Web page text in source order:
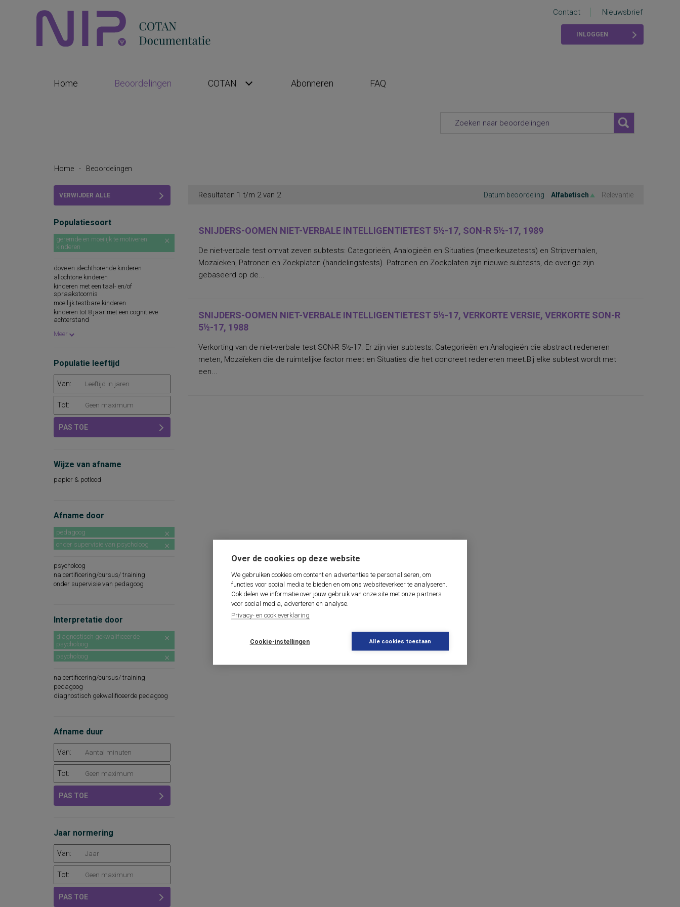
Over de cookies op deze website
We gebruiken cookies om content en advertenties te personaliseren, om
functies voor social media te bieden en om ons websiteverkeer te analyseren.
Ook delen we informatie over jouw gebruik van onze site met onze partners
voor social media, adverteren en analyse.
Privacy- en cookieverklaring
Cookie-instellingen Alle cookies toestaan
Contact Nieuwsbrief
INLOGGEN
Home Beoordelingen COTAN Abonneren FAQ
Home - Beoordelingen
VERWIJDER ALLE
Populatiesoort
geremde en moeilijk te motiveren
kinderen
dove en slechthorende kinderen
allochtone kinderen
kinderen met een taal- en/of
spraakstoornis
moeilijk testbare kinderen
kinderen tot 8 jaar met een cognitieve
achterstand
zwakbegaafde volwassenen
voortgezet onderwijs
leerlingen in groep 7 en 8 van het regulier
basisonderwijs
leerlingen in groep 7 en 8 van het speciaal
basisonderwijs
allochtone leerlingen
Meer
Populatie leeftijd
Van:
Tot:
PAS TOE
Wijze van afname
papier & potlood
Afname door
pedagoog
onder supervisie van psycholoog
psycholoog
na certificering/cursus/ training
onder supervisie van pedagoog
Interpretatie door
diagnostisch gekwalificeerde
psycholoog
psycholoog
na certificering/cursus/ training
pedagoog
diagnostisch gekwalificeerde pedagoog
Afname duur
Van:
Tot:
PAS TOE
Jaar normering
Van:
Tot:
PAS TOE
Resultaten 1 t/m 2 van 2 Datum beoordeling Alfabetisch Relevantie
SNIJDERS-OOMEN NIET-VERBALE INTELLIGENTIETEST 5½-17, SON-R 5½-17, 1989
De niet-verbale test omvat zeven subtests: Categorieën, Analogieën en Situaties (meerkeuzetests) en Stripverhalen,
Mozaïeken, Patronen en Zoekplaten (handelingstests). Patronen en Zoekplaten zijn nieuwe subtests, de overige zijn
gebaseerd op de...
SNIJDERS-OOMEN NIET-VERBALE INTELLIGENTIETEST 5½-17, VERKORTE VERSIE, VERKORTE SON-R
5½-17, 1988
Verkorting van de niet-verbale test SON-R 5½-17. Er zijn vier subtests: Categorieën en Analogieën die abstract redeneren
meten, Mozaïeken die de ruimtelijke factor meet en Situaties die het concreet redeneren meet.Bij elke subtest wordt met
een...